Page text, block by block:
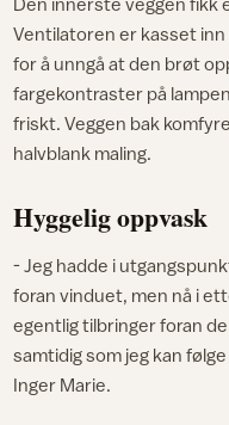
Ventilatoren er kasset inn
for å unngå at den brøt
fargekontraster på
friskt. Veggen bak
halvblank maling.
Hyggelig oppvask
- Jeg hadde i
foran vinduet, men nå i
egentlig tilbringer foran
samtidig som jeg kan
Inger Marie.